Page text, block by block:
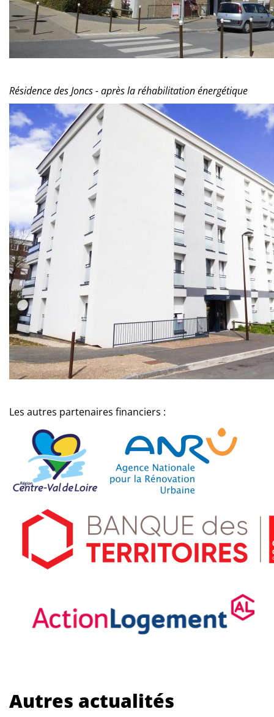
Résidence des Joncs - après la réhabilitation énergétique
Les autres partenaires financiers :
Autres actualités